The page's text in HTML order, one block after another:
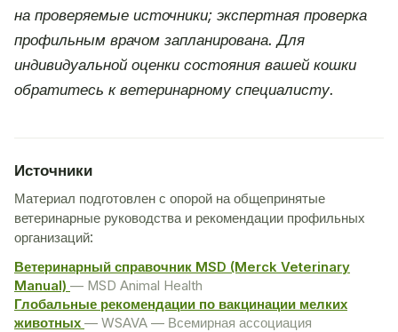
на проверяемые источники; экспертная проверка
профильным врачом запланирована. Для
индивидуальной оценки состояния вашей кошки
обратитесь к ветеринарному специалисту.
Источники
Материал подготовлен с опорой на общепринятые
ветеринарные руководства и рекомендации профильных
организаций:
Ветеринарный справочник MSD (Merck Veterinary
Manual) — MSD Animal Health
Глобальные рекомендации по вакцинации мелких
животных — WSAVA — Всемирная ассоциация